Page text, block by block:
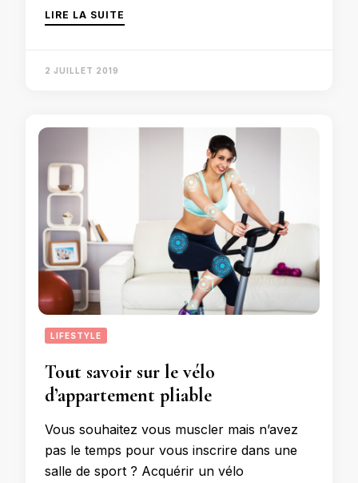
LIRE LA SUITE
2 JUILLET 2019
LIFESTYLE
Tout savoir sur le vélo
d’appartement pliable
Vous souhaitez vous muscler mais n’avez
pas le temps pour vous inscrire dans une
salle de sport ? Acquérir un vélo